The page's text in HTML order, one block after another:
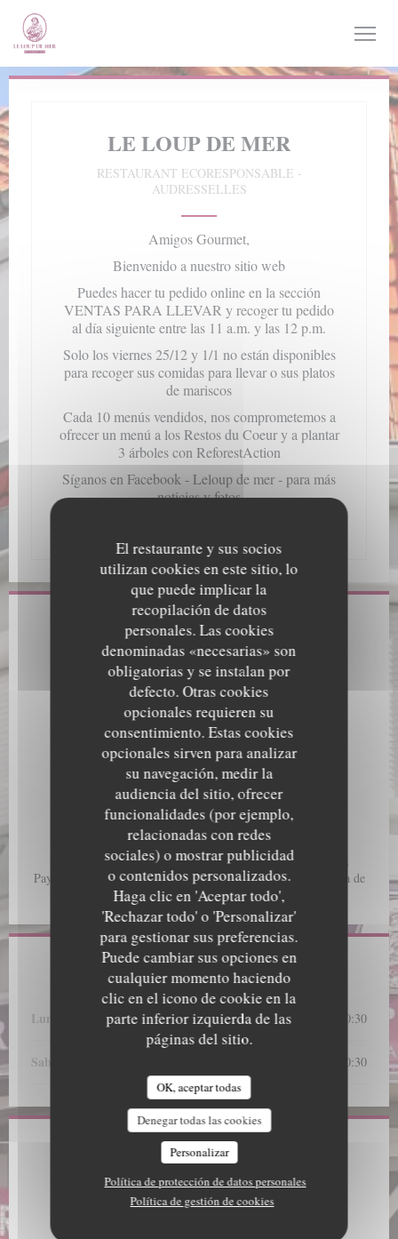
El restaurante y sus socios
utilizan cookies en este sitio, lo
que puede implicar la
recopilación de datos
personales. Las cookies
denominadas «necesarias» son
obligatorias y se instalan por
defecto. Otras cookies
opcionales requieren su
consentimiento. Estas cookies
opcionales sirven para analizar
su navegación, medir la
audiencia del sitio, ofrecer
funcionalidades (por ejemplo,
relacionadas con redes
sociales) o mostrar publicidad
o contenidos personalizados.
Haga clic en 'Aceptar todo',
'Rechazar todo' o 'Personalizar'
para gestionar sus preferencias.
Puede cambiar sus opciones en
cualquier momento haciendo
clic en el icono de cookie en la
parte inferior izquierda de las
páginas del sitio.
OK, aceptar todas
Denegar todas las cookies
Personalizar
Política de protección de datos personales
Política de gestión de cookies
LE LOUP DE MER
RESTAURANT ECORESPONSABLE -
AUDRESSELLES
Amigos Gourmet,
Bienvenido a nuestro sitio web
Puedes hacer tu pedido online en la sección
VENTAS PARA LLEVAR y recoger tu pedido
al día siguiente entre las 11 a.m. y las 12 p.m.
Solo los viernes 25/12 y 1/1 no están disponibles
para recoger sus comidas para llevar o sus platos
de mariscos
Cada 10 menús vendidos, nos comprometemos a
ofrecer un menú a los Restos du Coeur y a plantar
3 árboles con ReforestAction
Síganos en Facebook - Leloup de mer - para más
noticias y fotos
Información general
Cocina
Cocina Local, pesquera local
Tipo de negocio
Restaurant Ecoresponsable, Cocina de Temporada, Cuisine
créative, Cocina bistronómica francesa, Marisquería
Servicios
Pedido para Llevar, Terraza, WiFi gratuita
Métodos de pago
Cheques, Pago móvil, Sin contacto, Apple Pay, Contactless
Payment, Eurocard/Mastercard, Master, Visa, Efectivo, Tarjeta de
Crédito
Horario de apertura
Lun 12:00 - 14:30 • 19:00 - 20:30
Sab 19:00 - 20:30
Dirección
1 PLACE DU DETROIT 62164 AUDRESSELLES
((abre en
03 21 32 94 68